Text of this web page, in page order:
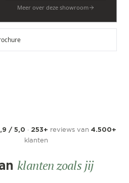
Meer over deze showroom
/ 5,0 · 253+ reviews van 4.500+
klanten
klanten zoals jij